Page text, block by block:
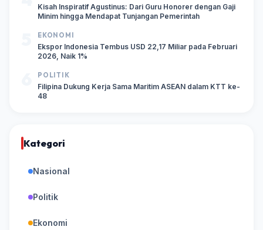
Kisah Inspiratif Agustinus: Dari Guru Honorer dengan Gaji
Minim hingga Mendapat Tunjangan Pemerintah
EKONOMI
Ekspor Indonesia Tembus USD 22,17 Miliar pada Februari
2026, Naik 1%
POLITIK
Filipina Dukung Kerja Sama Maritim ASEAN dalam KTT ke-
48
Kategori
Nasional
Politik
Ekonomi